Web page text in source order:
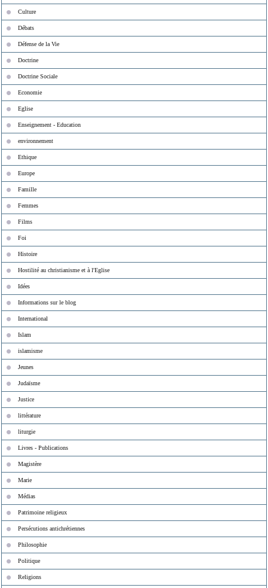
Culture
Débats
Défense de la Vie
Doctrine
Doctrine Sociale
Economie
Eglise
Enseignement - Education
environnement
Ethique
Europe
Famille
Femmes
Films
Foi
Histoire
Hostilité au christianisme et à l'Eglise
Idées
Informations sur le blog
International
Islam
islamisme
Jeunes
Judaïsme
Justice
littérature
liturgie
Livres - Publications
Magistère
Marie
Médias
Patrimoine religieux
Persécutions antichrétiennes
Philosophie
Politique
Religions